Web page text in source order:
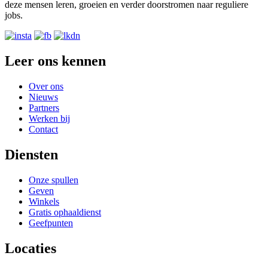
deze mensen leren, groeien en verder doorstromen naar reguliere
jobs.
Leer ons kennen
Over ons
Nieuws
Partners
Werken bij
Contact
Diensten
Onze spullen
Geven
Winkels
Gratis ophaaldienst
Geefpunten
Locaties